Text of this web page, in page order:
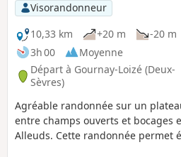
Visorandonneur
10,33 km
+20 m
-20 m
3h 00
Moyenne
Départ à Gournay-Loizé (Deux-
Sèvres)
Agréable randonnée sur un
entre champs ouverts et bocages
Alleuds. Cette randonnée permet